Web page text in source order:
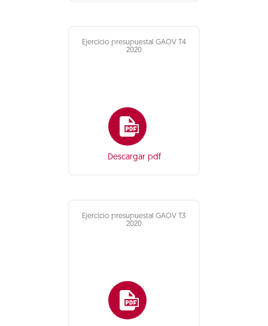
Ejercicio presupuestal GAOV T4
2020
Descargar pdf
Ejercicio presupuestal GAOV T3
2020